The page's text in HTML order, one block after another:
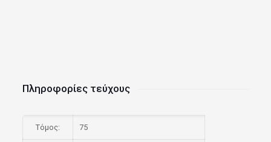
Πληροφορίες τεύχους
Τόμος: 75